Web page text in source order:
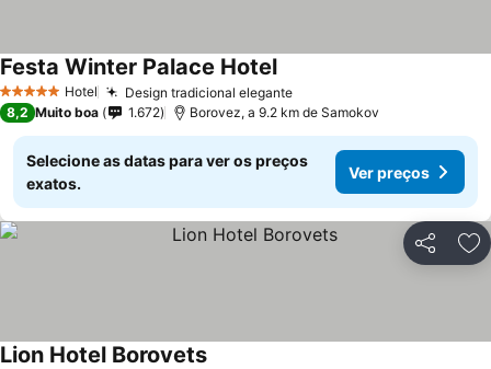
5 Estrelas Hotel Design tradicional elegante
Festa Winter Palace Hotel
8,2 Muito boa 1.672 Borovez, a 9.2 km de Samokov
Selecione as datas para ver os preços
exatos.
Ver preços
Partilhar
Lion Hotel Borovets